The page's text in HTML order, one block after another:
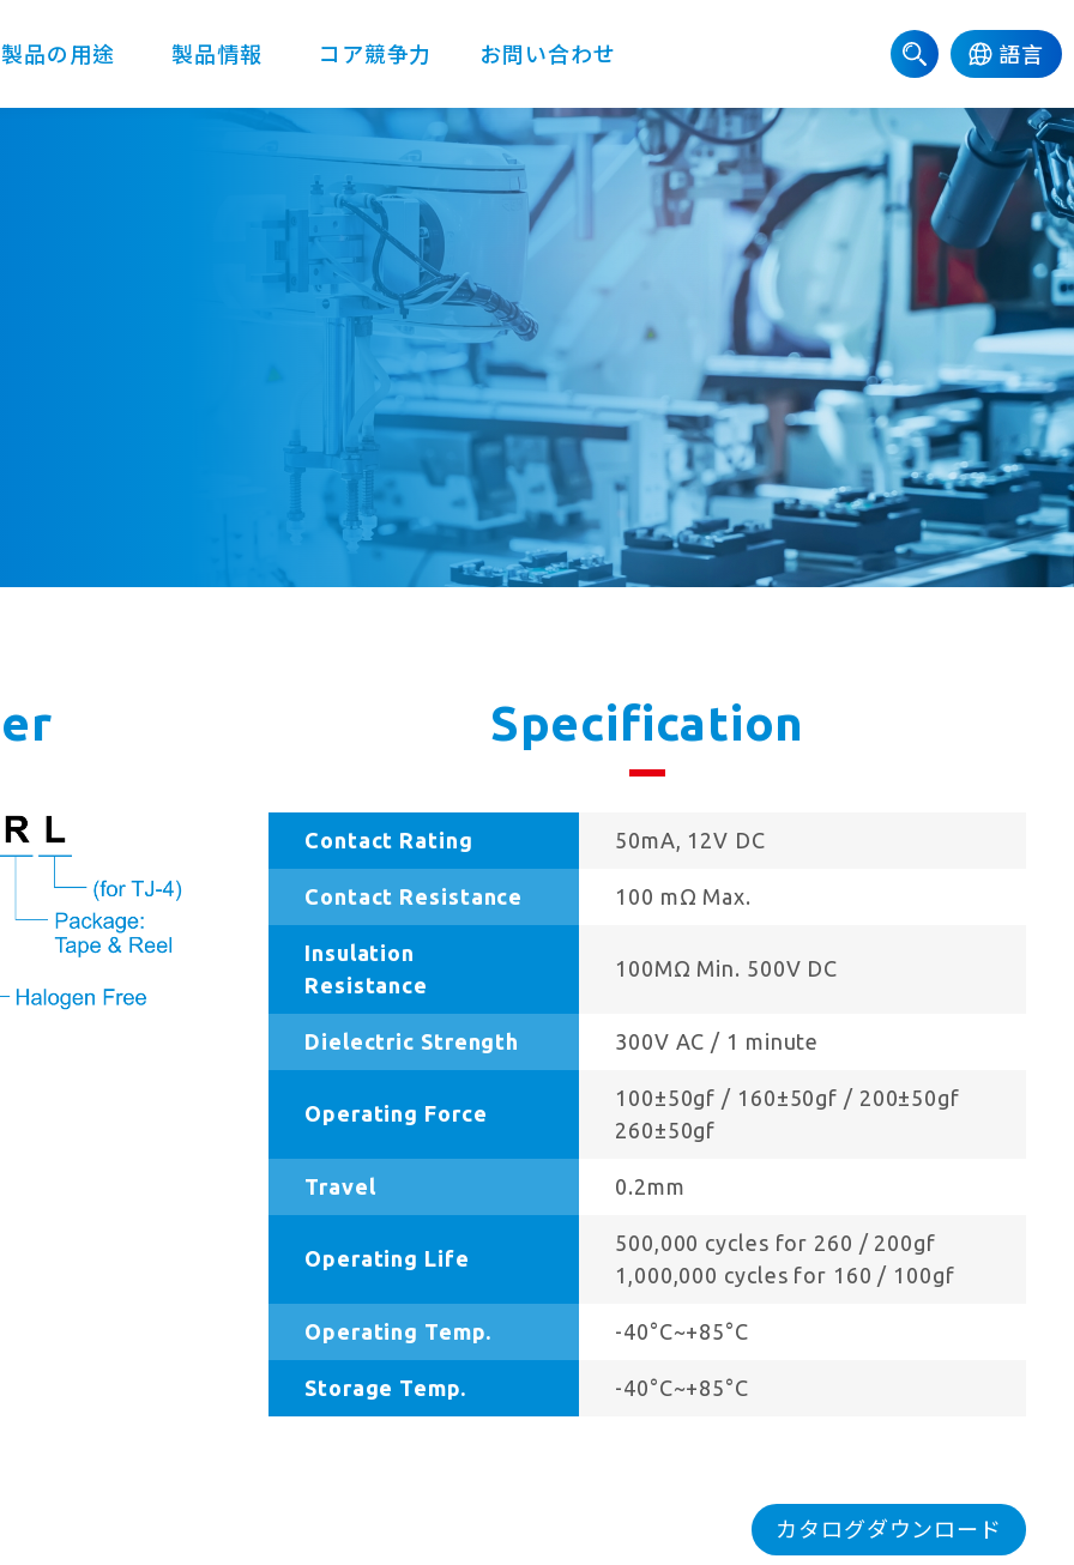
製品の用途 製品情報 コア競争力 お問い合わせ 語言
Specification
Contact Rating 50mA, 12V DC
Contact Resistance 100 mΩ Max.
Insulation
Resistance
100MΩ Min. 500V DC
Dielectric Strength 300V AC / 1 minute
Operating Force
100±50gf / 160±50gf / 200±50gf
260±50gf
Travel 0.2mm
Operating Life
500,000 cycles for 260 / 200gf
1,000,000 cycles for 160 / 100gf
Operating Temp. -40°C~+85°C
Storage Temp. -40°C~+85°C
カタログダウンロード